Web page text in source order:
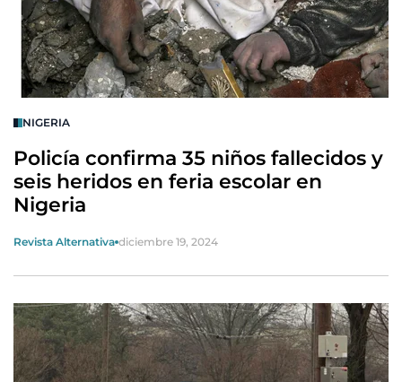
NIGERIA
Policía confirma 35 niños fallecidos y
seis heridos en feria escolar en
Nigeria
Revista Alternativa diciembre 19, 2024